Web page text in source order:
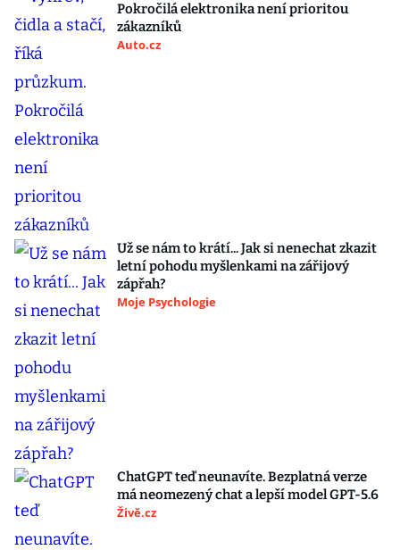
Pokročilá elektronika není prioritou
zákazníků
Auto.cz
Už se nám to krátí... Jak si nenechat zkazit
letní pohodu myšlenkami na zářijový
zápřah?
Moje Psychologie
ChatGPT teď neunavíte. Bezplatná verze
má neomezený chat a lepší model GPT-5.6
Živě.cz